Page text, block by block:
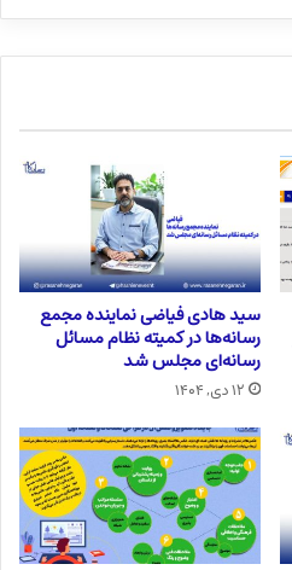
سید هادی فیاضی نماینده مجمع
رسانه‌ها در کمیته نظام مسائل
رسانه‌ای مجلس شد
۱۲ دی, ۱۴۰۴